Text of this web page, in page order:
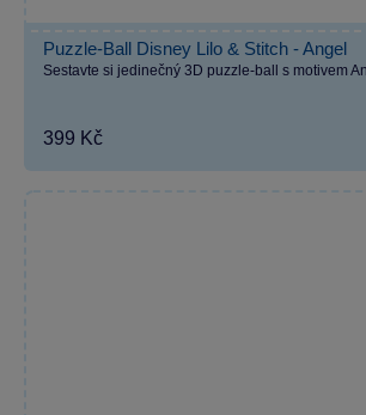
Puzzle-Ball Disney Lilo & Stitch - Angel
Sestavte si jedinečný 3D puzzle-ball s motivem
399 Kč